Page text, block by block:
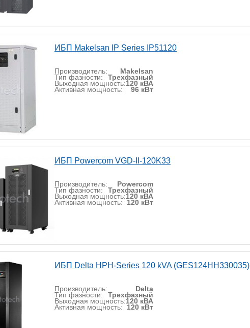
ИБП Makelsan IP Series IP51120
Производитель: Makelsan
Тип фазности: Трехфазный
Выходная мощность:120 кВА
Активная мощность: 96 кВт
ИБП Powercom VGD-II-120K33
Производитель: Powercom
Тип фазности: Трехфазный
Выходная мощность:120 кВА
Активная мощность: 120 кВт
ИБП Delta HPH-Series 120 kVA (GES124HH330035)
Производитель: Delta
Тип фазности: Трехфазный
Выходная мощность:120 кВА
Активная мощность: 120 кВт